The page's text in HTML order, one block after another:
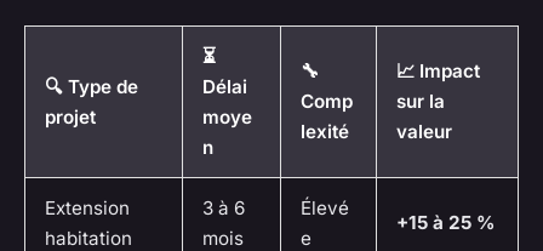
🔍 Type de
projet
⏳
Délai
moye
n
🔧
Comp
lexité
📈 Impact
sur la
valeur
Extension
habitation
3 à 6
mois
Élevé
e
+15 à 25 %